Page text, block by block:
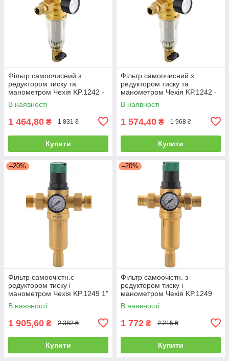
Фільтр самоочисний з
редуктором тиску та
манометром Чехія KP.1242 -
3/4"
В наявності
1 464,80 ₴ 1 831 ₴
Купити
Фільтр самоочисний з
редуктором тиску та
манометром Чехія KP.1242 -
1"
В наявності
1 574,40 ₴ 1 968 ₴
Купити
–20%
Фільтр самоочістн.с
редуктором тиску і
манометром Чехія KP.1249 1"
НР
В наявності
1 905,60 ₴ 2 382 ₴
Купити
–20%
Фільтр самоочістн. з
редуктором тиску і
манометром Чехія KP.1249
3/4" НР
В наявності
1 772 ₴ 2 215 ₴
Купити